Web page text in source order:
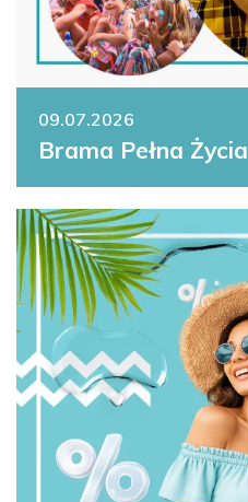
09.07.2026
Brama Pełna Życia